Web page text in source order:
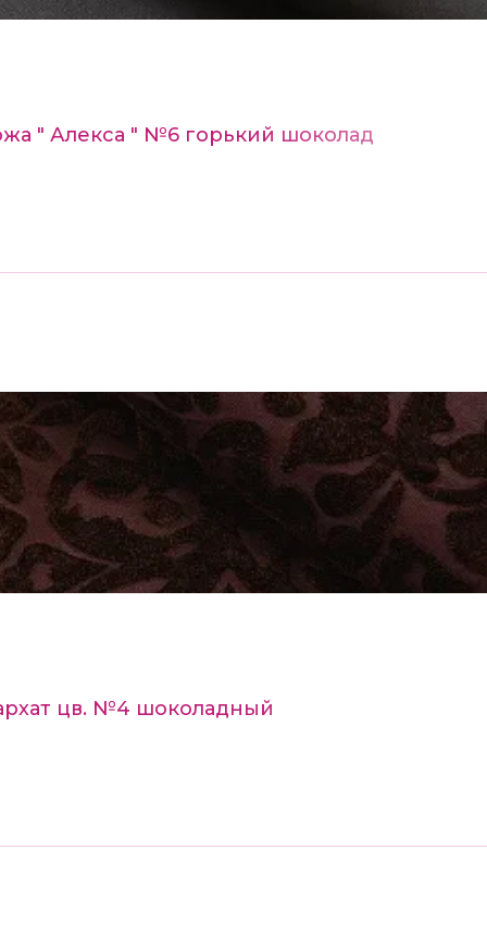
" Алекса " №6 горький шоколад
цв. №4 шоколадный